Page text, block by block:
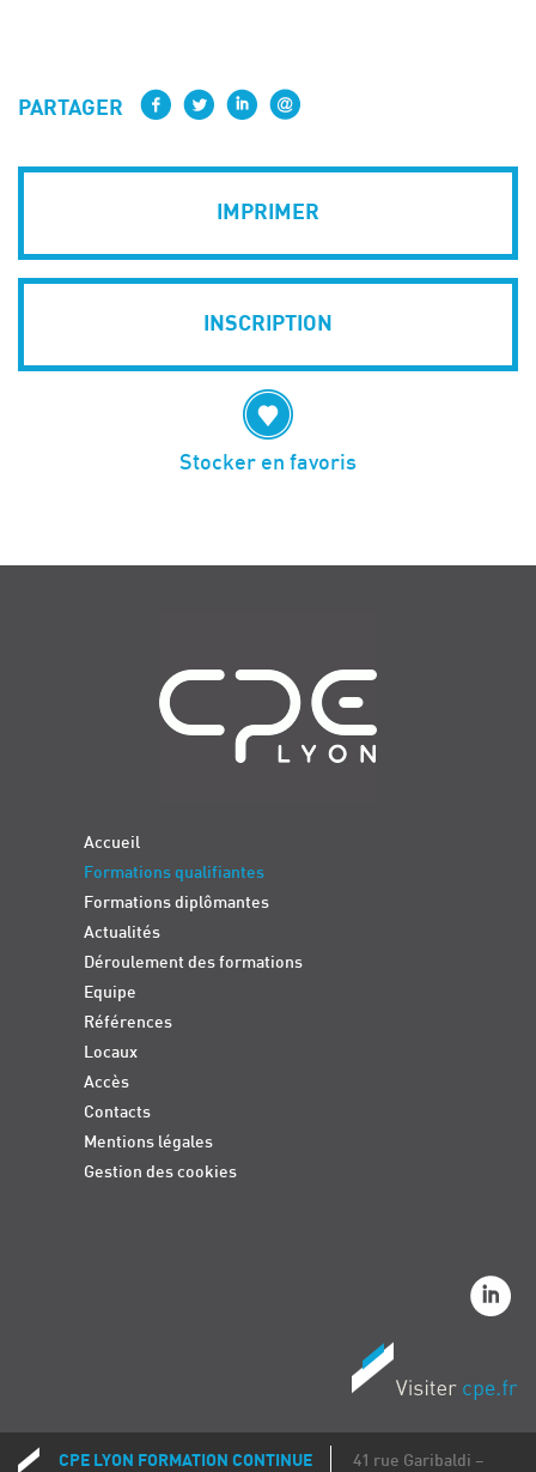
PARTAGER
IMPRIMER
INSCRIPTION
Stocker en favoris
Accueil
Formations qualifiantes
Formations diplômantes
Actualités
Déroulement des formations
Equipe
Références
Locaux
Accès
Contacts
Mentions légales
Gestion des cookies
CPE LYON FORMATION CONTINUE 41 rue Garibaldi –